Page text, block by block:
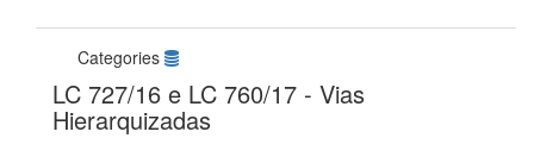
Categories
LC 727/16 e LC 760/17 - Vias
Hierarquizadas